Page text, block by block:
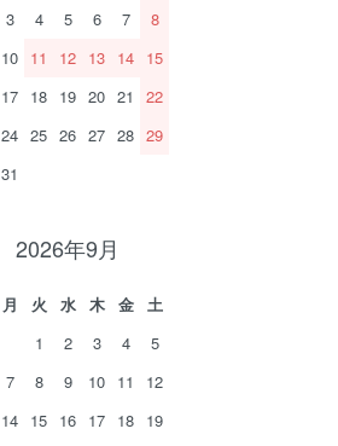
3 4 5 6 7
8
10 11 12 13 14 15
17 18 19 20 21
22
24 25 26 27 28 29
31
2026年9月
月 火 水 木 金
土
1
2 3 4
5
7 8 9 10 11
12
14 15 16 17 18 19